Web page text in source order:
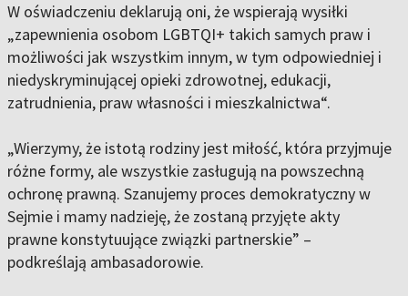
W oświadczeniu deklarują oni, że wspierają wysiłki
„zapewnienia osobom LGBTQI+ takich samych praw i
możliwości jak wszystkim innym, w tym odpowiedniej i
niedyskryminującej opieki zdrowotnej, edukacji,
zatrudnienia, praw własności i mieszkalnictwa“.
„Wierzymy, że istotą rodziny jest miłość, która przyjmuje
różne formy, ale wszystkie zasługują na powszechną
ochronę prawną. Szanujemy proces demokratyczny w
Sejmie i mamy nadzieję, że zostaną przyjęte akty
prawne konstytuujące związki partnerskie” –
podkreślają ambasadorowie.